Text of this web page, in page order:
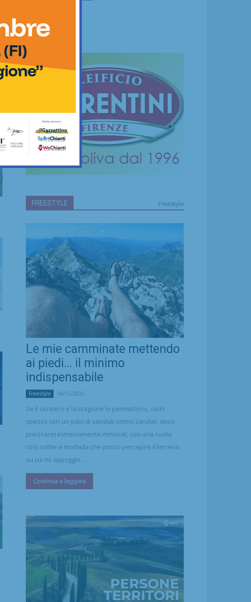
FREESTYLE Freestyle
Le mie camminate mettendo
ai piedi… il minimo
indispensabile
Freestyle 06/12/2022
Se il sentiero e la stagione lo permettono, vado
spesso con un paio di sandali (ottimi sandali, devo
precisare) estremamente minimali, con una suola
così sottile e morbida che posso percepire il terreno
su cui mi appoggio...
Continua a leggere